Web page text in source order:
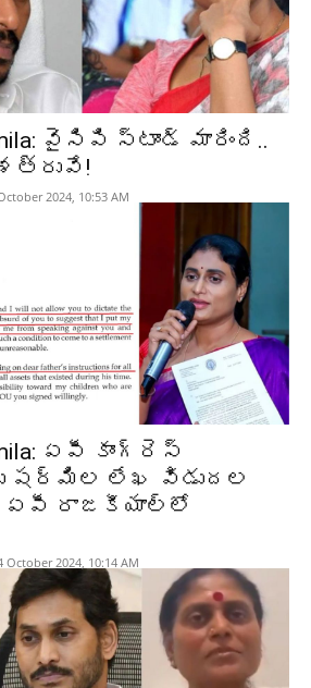
వైసిపి స్టాండ్ మారింది..
2024, 10:53 AM
ఏపీ కాంగ్రెస్
షర్మిల లేఖ విడుదల
ఏపీ రాజకీయాల్లో
October 2024, 10:14 AM